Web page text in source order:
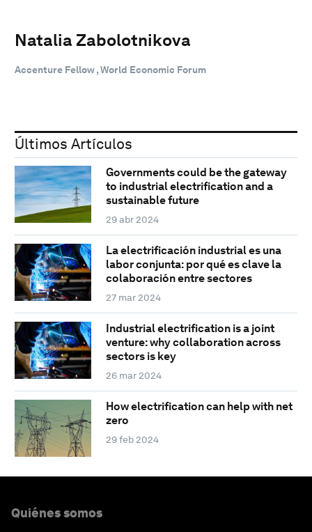
Natalia Zabolotnikova
Accenture Fellow , World Economic Forum
Últimos Artículos
Governments could be the gateway
to industrial electrification and a
sustainable future
29 abr 2024
La electrificación industrial es una
labor conjunta: por qué es clave la
colaboración entre sectores
27 mar 2024
Industrial electrification is a joint
venture: why collaboration across
sectors is key
26 mar 2024
How electrification can help with net
zero
29 feb 2024
Quiénes somos